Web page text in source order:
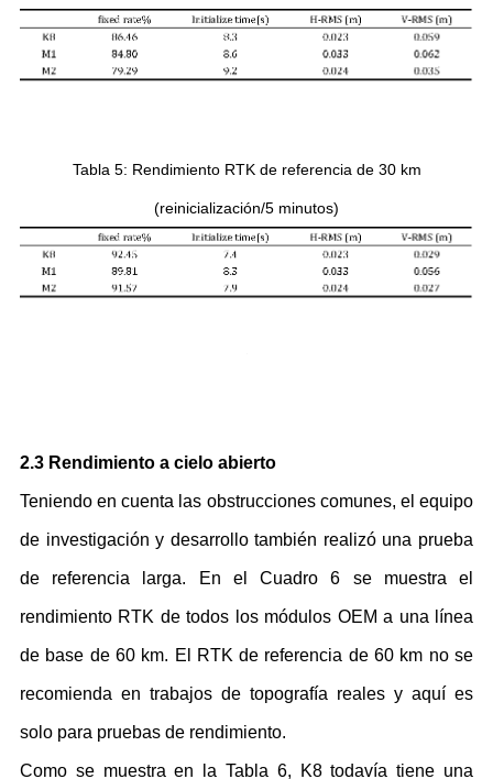
Tabla 5: Rendimiento RTK de referencia de 30 km
(reinicialización/5 minutos)
2.3 Rendimiento a cielo abierto
Teniendo en cuenta las obstrucciones comunes, el equipo
de investigación y desarrollo también realizó una prueba
de referencia larga. En el Cuadro 6 se muestra el
rendimiento RTK de todos los módulos OEM a una línea
de base de 60 km. El RTK de referencia de 60 km no se
recomienda en trabajos de topografía reales y aquí es
solo para pruebas de rendimiento.
Como se muestra en la Tabla 6, K8 todavía tiene una